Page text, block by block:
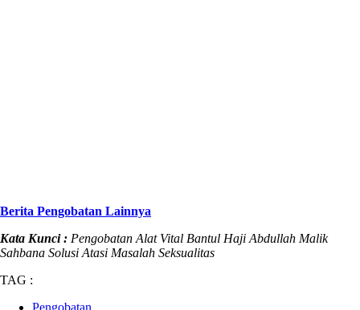
Berita Pengobatan Lainnya
Kata Kunci : Pengobatan Alat Vital Bantul Haji Abdullah Malik
Sahbana Solusi Atasi Masalah Seksualitas
TAG :
Pengobatan